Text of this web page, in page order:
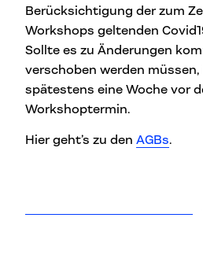
Berücksichtigung der zum
Workshops geltenden
Sollte es zu Änderungen
verschoben werden
spätestens eine Woche vor
Workshoptermin.
Hier geht’s zu den AGBs.